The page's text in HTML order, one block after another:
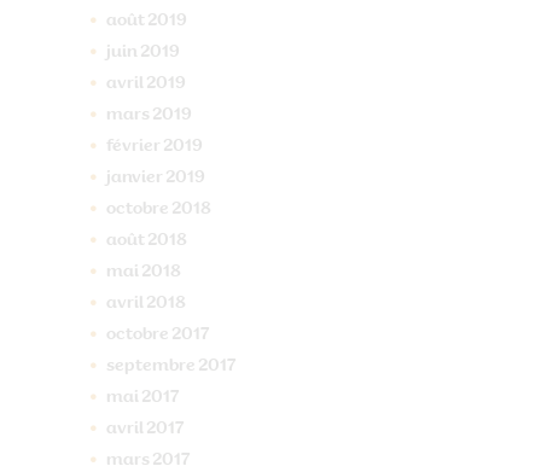
août 2019
juin 2019
avril 2019
mars 2019
février 2019
janvier 2019
octobre 2018
août 2018
mai 2018
avril 2018
octobre 2017
septembre 2017
mai 2017
avril 2017
mars 2017